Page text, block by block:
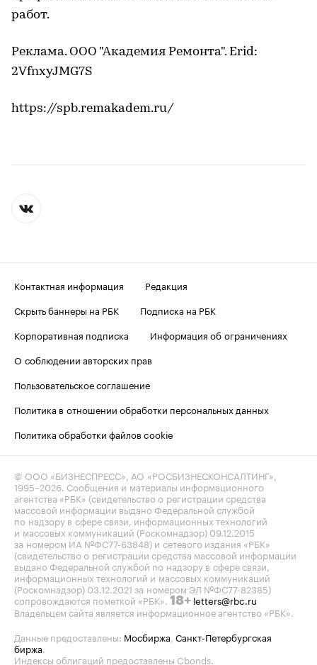
работ.
Реклама. ООО "Академия Ремонта". Erid:
2VfnxyJMG7S
https://spb.remakadem.ru/
Контактная информация
Редакция
Скрыть баннеры на РБК
Подписка на РБК
Корпоративная подписка
Информация об ограничениях
О соблюдении авторских прав
Пользовательское соглашение
Политика в отношении обработки персональных данных
Политика обработки файлов cookie
© ООО «БИЗНЕСПРЕСС», АО «РОСБИЗНЕСКОНСАЛТИНГ»,
1995–2026. Сообщения и материалы информационного
агентства «РБК» (свидетельство о регистрации средства
массовой информации выдано Федеральной службой
по надзору в сфере связи, информационных технологий
и массовых коммуникаций (Роскомнадзор) 09.12.2015
за номером ИА №ФС77-63848) и сетевого издания «РБК»
(свидетельство о регистрации средства массовой информации
выдано Федеральной службой по надзору в сфере связи,
информационных технологий и массовых коммуникаций
(Роскомнадзор) 03.12.2021 за номером ЭЛ №ФС77-82385)
сопровождаются пометкой «РБК». 18+ letters@rbc.ru
Владельцем сайта является информационное агентство «РБК».
Данные предоставлены: Мосбиржа, Санкт-Петербургская
биржа.
Индексы облигаций предоставлены Cbonds.